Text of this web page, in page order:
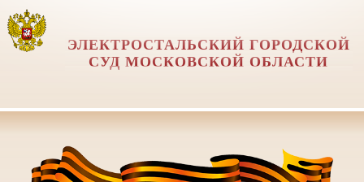
ЭЛЕКТРОСТАЛЬСКИЙ ГОРОДСКОЙ
СУД МОСКОВСКОЙ ОБЛАСТИ